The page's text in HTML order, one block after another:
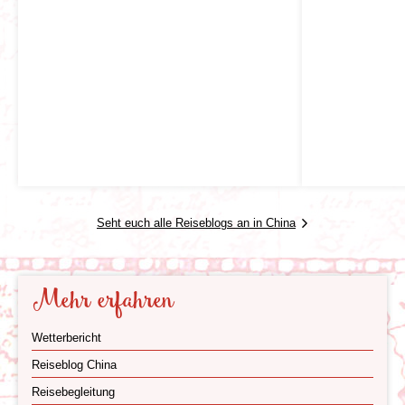
Seht euch alle Reiseblogs an in China
Mehr erfahren
Wetterbericht
Reiseblog China
Reisebegleitung